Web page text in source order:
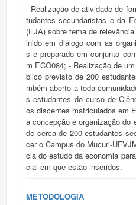
- Realização de atividade de
tudantes secundaristas e da
(EJA) sobre tema de
inido em diálogo com as
s e preparado em conjunto
m ECO084; - Realização de
blico previsto de 200
mbém aberto a toda
s estudantes do curso de
os discentes matriculados em
a concepção e organização
de cerca de 200 estudantes
cer o Campus do Mucuri-
cia do estudo da economia
cial em que estão inseridos.
METODOLOGIA